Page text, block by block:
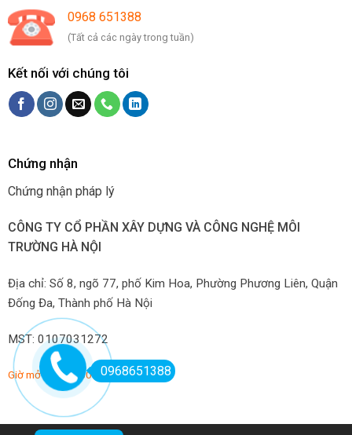
0968 651388
(Tất cả các ngày trong tuần)
Kết nối với chúng tôi
Chứng nhận
Chứng nhận pháp lý
CÔNG TY CỔ PHẦN XÂY DỰNG VÀ CÔNG NGHỆ MÔI
TRƯỜNG HÀ NỘI
Địa chỉ: Số 8, ngõ 77, phố Kim Hoa, Phường Phương Liên, Quận
Đống Đa, Thành phố Hà Nội
MST: 0107031272
Giờ mở hàng: 7:00-22:00 hàng ngày
0968651388